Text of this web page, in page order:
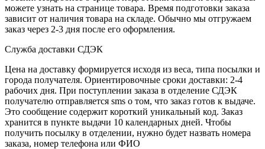
можете узнать на странице товара. Время подготовки заказа
зависит от наличия товара на складе. Обычно мы отгружаем
заказ через 2-3 дня после его оформления.
Служба доставки СДЭК
Цена на доставку формируется исходя из веса, типа посылки и
города получателя. Ориентировочные сроки доставки: 2-4
рабочих дня. При поступлении заказа в отделение СДЭК
получателю отправляется sms о том, что заказ готов к выдаче.
Это сообщение содержит короткий уникальный код. Заказ
хранится в пункте выдачи 10 календарных дней. Чтобы
получить посылку в отделении, нужно будет назвать номера
заказа, номер телефона или ФИО